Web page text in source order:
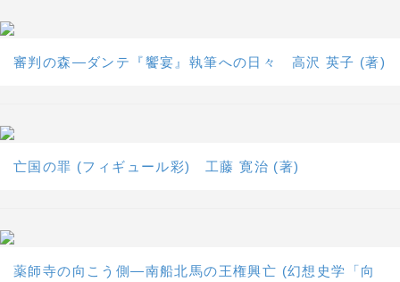
審判の森―ダンテ『饗宴』執筆への日々 高沢 英子 (著)
亡国の罪 (フィギュール彩) 工藤 寛治 (著)
薬師寺の向こう側―南船北馬の王権興亡 (幻想史学「向